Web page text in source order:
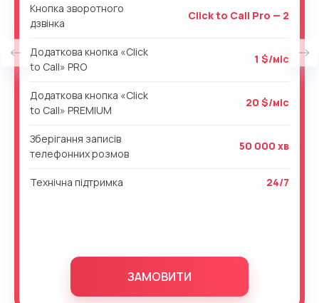
Кнопка зворотного
дзвінка
Click to Call Pro — 2
Додаткова кнопка «Click
to Call» PRO
1 $/міс
Додаткова кнопка «Click
to Call» PREMIUM
20 $/міс
Зберігання записів
телефонних розмов
50 000 хв
Технічна підтримка 24/7
ЗАМОВИТИ